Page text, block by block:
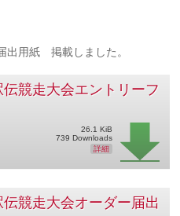
出用紙 掲載しました。
競走大会エントリーフ
26.1 KiB
739 Downloads
詳細
競走大会オーダー届出